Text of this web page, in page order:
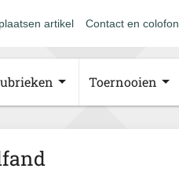
artikel Contact en colofon
Toernooien